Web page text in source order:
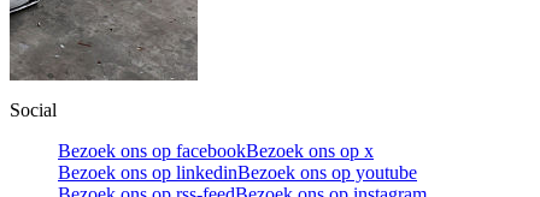
Social
Bezoek ons op facebookBezoek ons op x
Bezoek ons op linkedinBezoek ons op youtube